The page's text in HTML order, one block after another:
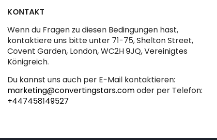
KONTAKT
Wenn du Fragen zu diesen Bedingungen hast,
kontaktiere uns bitte unter 71-75, Shelton Street,
Covent Garden, London, WC2H 9JQ, Vereinigtes
Königreich.
Du kannst uns auch per E-Mail kontaktieren:
marketing@convertingstars.comoder per Telefon:
+447458149527